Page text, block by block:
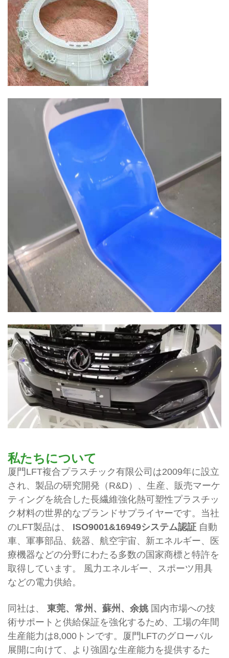
私たちについて
厦門LFT複合プラスチック有限公司は2009年に設立
され、製品の研究開発（R&D）、生産、販売マーケ
ティングを統合した長繊維強化熱可塑性プラスチッ
ク材料の世界的なブランドサプライヤーです。当社
のLFT製品は、 ISO9001&16949システム認証 自動
車、軍事部品、銃器、航空宇宙、新エネルギー、医
療機器などの分野にわたる多数の国家商標と特許を
取得しています。 風力エネルギー、スポーツ用具
などの電力供給。
同社は、 東莞、常州、蘇州、余姚 国内市場への技
術サポートと供給保証を強化するため、工場の年間
生産能力は8,000トンです。厦門LFTのグローバル
展開に向けて、より強固な生産能力を提供するた